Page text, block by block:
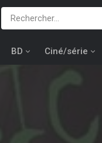
BD Ciné/série